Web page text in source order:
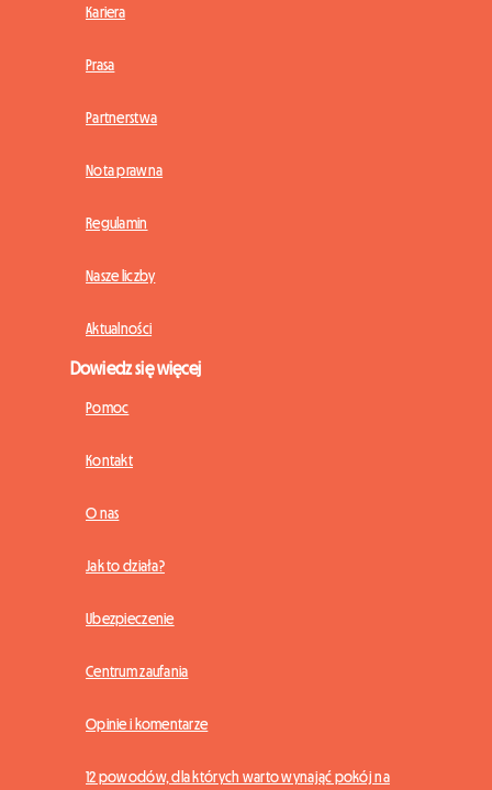
Kariera
Prasa
Partnerstwa
Nota prawna
Regulamin
Nasze liczby
Aktualności
Dowiedz się więcej
Pomoc
Kontakt
O nas
Jak to działa?
Ubezpieczenie
Centrum zaufania
Opinie i komentarze
12 powodów, dla których warto wynająć pokój na